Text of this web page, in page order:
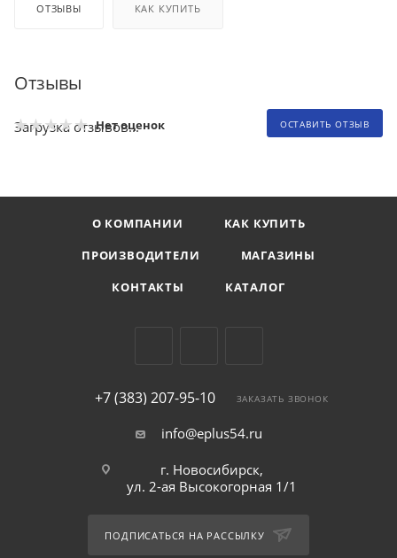
ОТЗЫВЫ КАК КУПИТЬ
Отзывы
Нет оценок ОСТАВИТЬ ОТЗЫВ
Загрузка отзывов...
О КОМПАНИИ
КАК КУПИТЬ
ПРОИЗВОДИТЕЛИ
МАГАЗИНЫ
КОНТАКТЫ
КАТАЛОГ
+7 (383) 207-95-10 ЗАКАЗАТЬ ЗВОНОК
info@eplus54.ru
г. Новосибирск,
ул. 2-ая Высокогорная 1/1
ПОДПИСАТЬСЯ НА РАССЫЛКУ